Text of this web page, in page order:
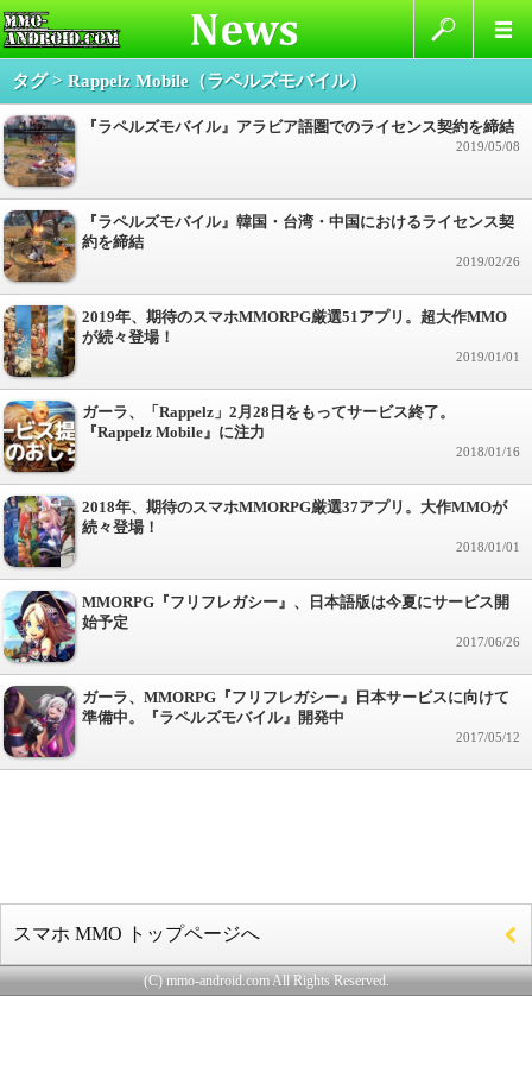
タグ > Rappelz Mobile（ラペルズモバイル）
『ラペルズモバイル』アラビア語圏でのライセンス契約を締結
2019/05/08
『ラペルズモバイル』韓国・台湾・中国におけるライセンス契
約を締結
2019/02/26
2019年、期待のスマホMMORPG厳選51アプリ。超大作MMO
が続々登場！
2019/01/01
ガーラ、「Rappelz」2月28日をもってサービス終了。
『Rappelz Mobile』に注力
2018/01/16
2018年、期待のスマホMMORPG厳選37アプリ。大作MMOが
続々登場！
2018/01/01
MMORPG『フリフレガシー』、日本語版は今夏にサービス開
始予定
2017/06/26
ガーラ、MMORPG『フリフレガシー』日本サービスに向けて
準備中。『ラペルズモバイル』開発中
2017/05/12
スマホ MMO トップページへ
(C) mmo-android.com All Rights Reserved.